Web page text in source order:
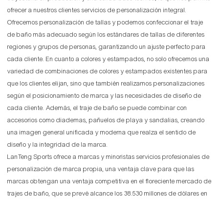
ofrecer a nuestros clientes servicios de personalización integral.
Ofrecemos personalización de tallas y podemos confeccionar el traje
de baño más adecuado según los estándares de tallas de diferentes
regiones y grupos de personas, garantizando un ajuste perfecto para
cada cliente. En cuanto a colores y estampados, no solo ofrecemos una
variedad de combinaciones de colores y estampados existentes para
que los clientes elijan, sino que también realizamos personalizaciones
según el posicionamiento de marca y las necesidades de diseño de
cada cliente. Además, el traje de baño se puede combinar con
accesorios como diademas, pañuelos de playa y sandalias, creando
una imagen general unificada y moderna que realza el sentido de
diseño y la integridad de la marca.
LanTeng Sports ofrece a marcas y minoristas servicios profesionales de
personalización de marca propia, una ventaja clave para que las
marcas obtengan una ventaja competitiva en el floreciente mercado de
trajes de baño, que se prevé alcance los 38.530 millones de dólares en